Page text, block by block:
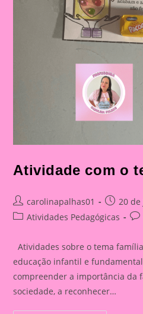
Atividade com o
Post
author:
carolinapalhas01
Post20 de
PostAtividades Pedagógicas
Atividades sobre o tema
educação infantil e
compreender a importância da
sociedade, a reconhecer…